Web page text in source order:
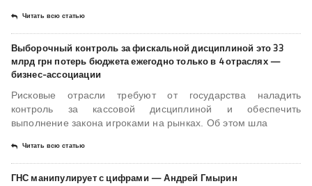
Читать всю статью
Выборочный контроль за фискальной дисциплиной это 33
млрд грн потерь бюджета ежегодно только в 4 отраслях —
бизнес-ассоциации
Рисковые отрасли требуют от государства наладить
контроль за кассовой дисциплиной и обеспечить
выполнение закона игроками на рынках. Об этом шла
Читать всю статью
ГНС манипулирует с цифрами — Андрей Гмырин